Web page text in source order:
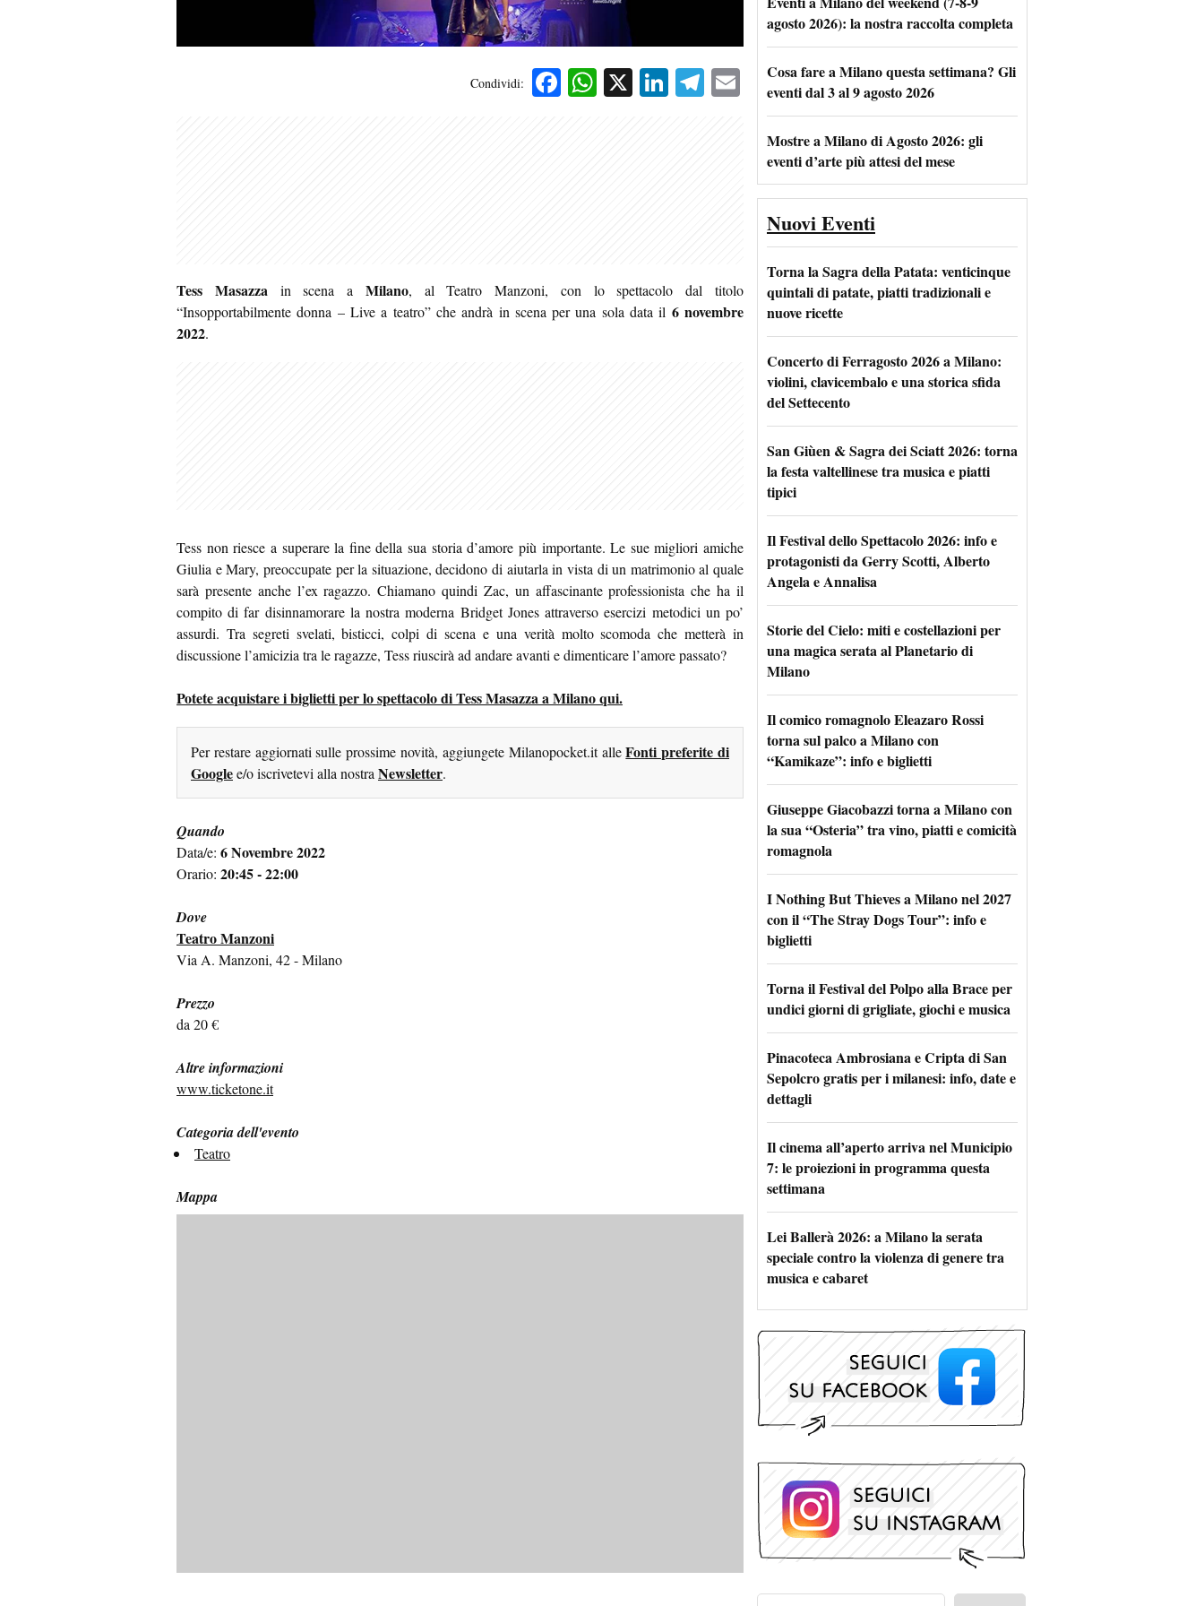
Condividi: Facebook
WhatsApp
X LinkedIn
Telegram
Email
Tess Masazzain scena a Milano, al Teatro Manzoni, con lo spettacolo dal titolo
“Insopportabilmente donna – Live a teatro” che andrà in scena per una sola data il 6 novembre
2022.
Tess non riesce a superare la fine della sua storia d’amore più importante. Le sue migliori amiche
Giulia e Mary, preoccupate per la situazione, decidono di aiutarla in vista di un matrimonio al quale
sarà presente anche l’ex ragazzo. Chiamano quindi Zac, un affascinante professionista che ha il
compito di far disinnamorare la nostra moderna Bridget Jones attraverso esercizi metodici un po’
assurdi. Tra segreti svelati, bisticci, colpi di scena e una verità molto scomoda che metterà in
discussione l’amicizia tra le ragazze, Tess riuscirà ad andare avanti e dimenticare l’amore passato?
Potete acquistare i biglietti per lo spettacolo di Tess Masazza a Milano qui.
Per restare aggiornati sulle prossime novità, aggiungete Milanopocket.it alleFonti preferite di
Googlee/o iscrivetevi alla nostraNewsletter.
Quando
Data/e: 6 Novembre 2022
Orario: 20:45 - 22:00
Dove
Teatro Manzoni
Via A. Manzoni, 42 - Milano
Prezzo
da 20 €
Altre informazioni
www.ticketone.it
Categoria dell'evento
Teatro
Mappa
agosto 2026): la nostra raccolta completa
Cosa fare a Milano questa settimana? Gli
eventi dal 3 al 9 agosto 2026
Mostre a Milano di Agosto 2026: gli
eventi d’arte più attesi del mese
Nuovi Eventi
Torna la Sagra della Patata: venticinque
quintali di patate, piatti tradizionali e
nuove ricette
Concerto di Ferragosto 2026 a Milano:
violini, clavicembalo e una storica sfida
del Settecento
San Giùen & Sagra dei Sciatt 2026: torna
la festa valtellinese tra musica e piatti
tipici
Il Festival dello Spettacolo 2026: info e
protagonisti da Gerry Scotti, Alberto
Angela e Annalisa
Storie del Cielo: miti e costellazioni per
una magica serata al Planetario di
Milano
Il comico romagnolo Eleazaro Rossi
torna sul palco a Milano con
“Kamikaze”: info e biglietti
Giuseppe Giacobazzi torna a Milano con
la sua “Osteria” tra vino, piatti e comicità
romagnola
I Nothing But Thieves a Milano nel 2027
con il “The Stray Dogs Tour”: info e
biglietti
Torna il Festival del Polpo alla Brace per
undici giorni di grigliate, giochi e musica
Pinacoteca Ambrosiana e Cripta di San
Sepolcro gratis per i milanesi: info, date e
dettagli
Il cinema all’aperto arriva nel Municipio
7: le proiezioni in programma questa
settimana
Lei Ballerà 2026: a Milano la serata
speciale contro la violenza di genere tra
musica e cabaret